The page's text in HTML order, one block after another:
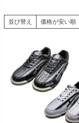
並び替え 価格が安い順